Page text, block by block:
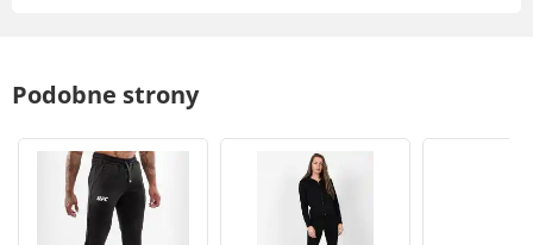
Podobne strony